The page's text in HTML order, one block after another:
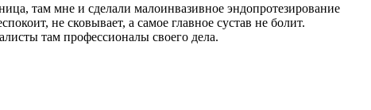
там мне и сделали малоинвазивное эндопротезирование
не сковывает, а самое главное сустав не болит.
там профессионалы своего дела.